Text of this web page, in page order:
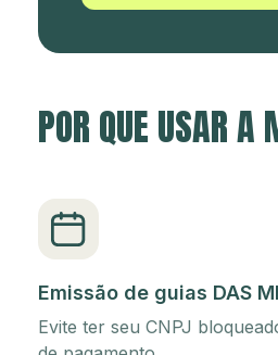
POR QUE USAR
Emissão de guias DAS
Evite ter seu CNPJ